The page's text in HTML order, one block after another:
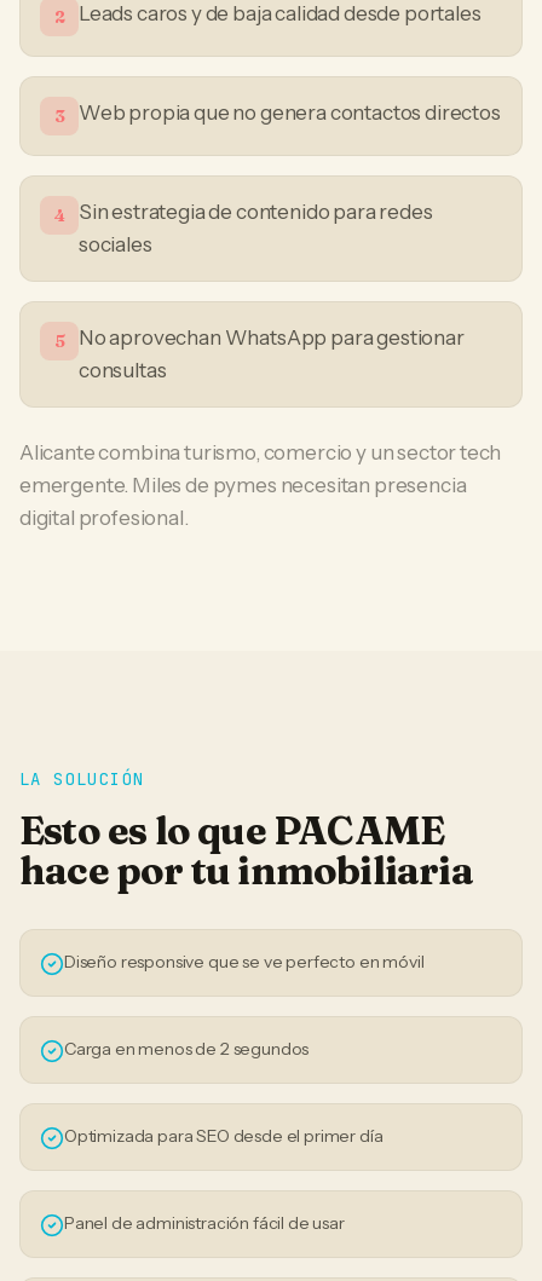
2 Leads caros y de baja calidad desde portales
3 Web propia que no genera contactos directos
4
Sin estrategia de contenido para redes
sociales
5
No aprovechan WhatsApp para gestionar
consultas
Alicante combina turismo, comercio y un sector tech
emergente. Miles de pymes necesitan presencia
digital profesional.
LA SOLUCIÓN
Esto es lo que PACAME
hace por tuinmobiliaria
Diseño responsive que se ve perfecto en móvil
Carga en menos de 2 segundos
Optimizada para SEO desde el primer día
Panel de administración fácil de usar